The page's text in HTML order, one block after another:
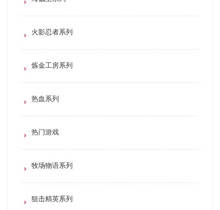
火影忍者系列
炼金工房系列
热血系列
热门游戏
牧场物语系列
狙击精英系列